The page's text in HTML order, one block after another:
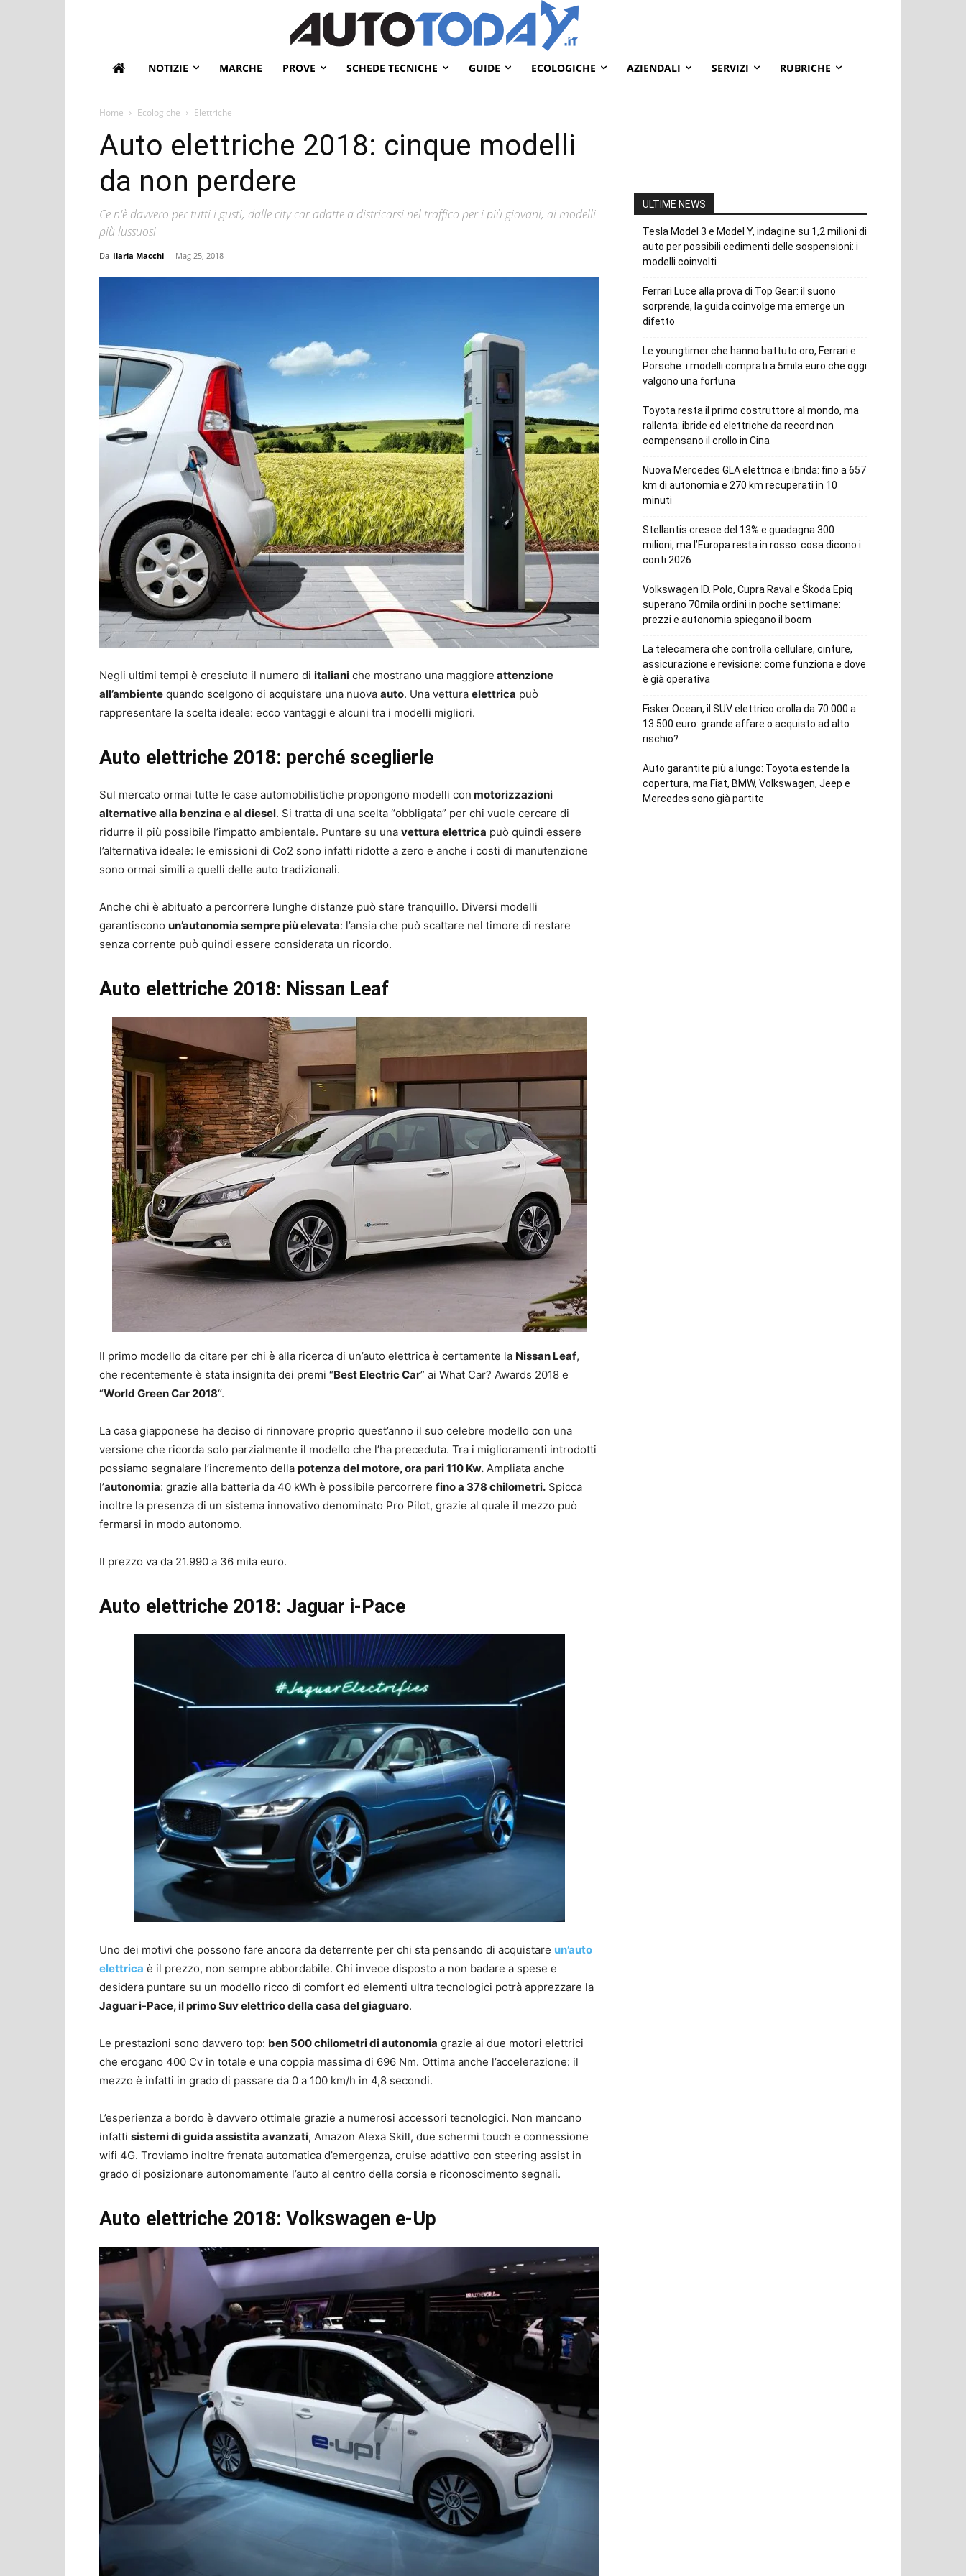
NOTIZIE MARCHE PROVE SCHEDE TECNICHE GUIDE ECOLOGICHE AZIENDALI SERVIZI RUBRICHE
Home Ecologiche Elettriche
Auto elettriche 2018: cinque modelli
da non perdere
Ce n'è davvero per tutti i gusti, dalle city car adatte a districarsi nel traffico per i più giovani, ai modelli
più lussuosi
Da Ilaria Macchi - Mag 25, 2018
Negli ultimi tempi è cresciuto il numero di italiani che mostrano una maggiore attenzione
all’ambiente quando scelgono di acquistare una nuova auto. Una vettura elettrica può
rappresentare la scelta ideale: ecco vantaggi e alcuni tra i modelli migliori.
Auto elettriche 2018: perché sceglierle
Sul mercato ormai tutte le case automobilistiche propongono modelli con motorizzazioni
alternative alla benzina e al diesel. Si tratta di una scelta “obbligata” per chi vuole cercare di
ridurre il più possibile l’impatto ambientale. Puntare su una vettura elettrica può quindi essere
l’alternativa ideale: le emissioni di Co2 sono infatti ridotte a zero e anche i costi di manutenzione
sono ormai simili a quelli delle auto tradizionali.
Anche chi è abituato a percorrere lunghe distanze può stare tranquillo. Diversi modelli
garantiscono un’autonomia sempre più elevata: l’ansia che può scattare nel timore di restare
senza corrente può quindi essere considerata un ricordo.
Auto elettriche 2018: Nissan Leaf
Il primo modello da citare per chi è alla ricerca di un’auto elettrica è certamente la Nissan Leaf,
che recentemente è stata insignita dei premi “Best Electric Car” ai What Car? Awards 2018 e
“World Green Car 2018“.
La casa giapponese ha deciso di rinnovare proprio quest’anno il suo celebre modello con una
versione che ricorda solo parzialmente il modello che l’ha preceduta. Tra i miglioramenti introdotti
possiamo segnalare l’incremento della potenza del motore, ora pari 110 Kw. Ampliata anche
l’autonomia: grazie alla batteria da 40 kWh è possibile percorrere fino a 378 chilometri. Spicca
inoltre la presenza di un sistema innovativo denominato Pro Pilot, grazie al quale il mezzo può
fermarsi in modo autonomo.
Il prezzo va da 21.990 a 36 mila euro.
Auto elettriche 2018: Jaguar i-Pace
Uno dei motivi che possono fare ancora da deterrente per chi sta pensando di acquistare un’auto
elettrica è il prezzo, non sempre abbordabile. Chi invece disposto a non badare a spese e
desidera puntare su un modello ricco di comfort ed elementi ultra tecnologici potrà apprezzare la
Jaguar i-Pace, il primo Suv elettrico della casa del giaguaro.
Le prestazioni sono davvero top: ben 500 chilometri di autonomia grazie ai due motori elettrici
che erogano 400 Cv in totale e una coppia massima di 696 Nm. Ottima anche l’accelerazione: il
mezzo è infatti in grado di passare da 0 a 100 km/h in 4,8 secondi.
L’esperienza a bordo è davvero ottimale grazie a numerosi accessori tecnologici. Non mancano
infatti sistemi di guida assistita avanzati, Amazon Alexa Skill, due schermi touch e connessione
wifi 4G. Troviamo inoltre frenata automatica d’emergenza, cruise adattivo con steering assist in
grado di posizionare autonomamente l’auto al centro della corsia e riconoscimento segnali.
Auto elettriche 2018: Volkswagen e-Up
ULTIME NEWS
Tesla Model 3 e Model Y, indagine su 1,2 milioni di
auto per possibili cedimenti delle sospensioni: i
modelli coinvolti
Ferrari Luce alla prova di Top Gear: il suono
sorprende, la guida coinvolge ma emerge un
difetto
Le youngtimer che hanno battuto oro, Ferrari e
Porsche: i modelli comprati a 5mila euro che oggi
valgono una fortuna
Toyota resta il primo costruttore al mondo, ma
rallenta: ibride ed elettriche da record non
compensano il crollo in Cina
Nuova Mercedes GLA elettrica e ibrida: fino a 657
km di autonomia e 270 km recuperati in 10
minuti
Stellantis cresce del 13% e guadagna 300
milioni, ma l’Europa resta in rosso: cosa dicono i
conti 2026
Volkswagen ID. Polo, Cupra Raval e Škoda Epiq
superano 70mila ordini in poche settimane:
prezzi e autonomia spiegano il boom
La telecamera che controlla cellulare, cinture,
assicurazione e revisione: come funziona e dove
è già operativa
Fisker Ocean, il SUV elettrico crolla da 70.000 a
13.500 euro: grande affare o acquisto ad alto
rischio?
Auto garantite più a lungo: Toyota estende la
copertura, ma Fiat, BMW, Volkswagen, Jeep e
Mercedes sono già partite